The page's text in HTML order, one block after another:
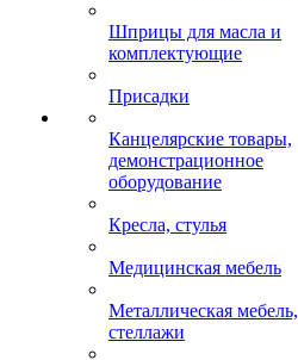
Шприцы для масла и
комплектующие
Присадки
Канцелярские товары,
демонстрационное
оборудование
Кресла, стулья
Медицинская мебель
Металлическая мебель,
стеллажи